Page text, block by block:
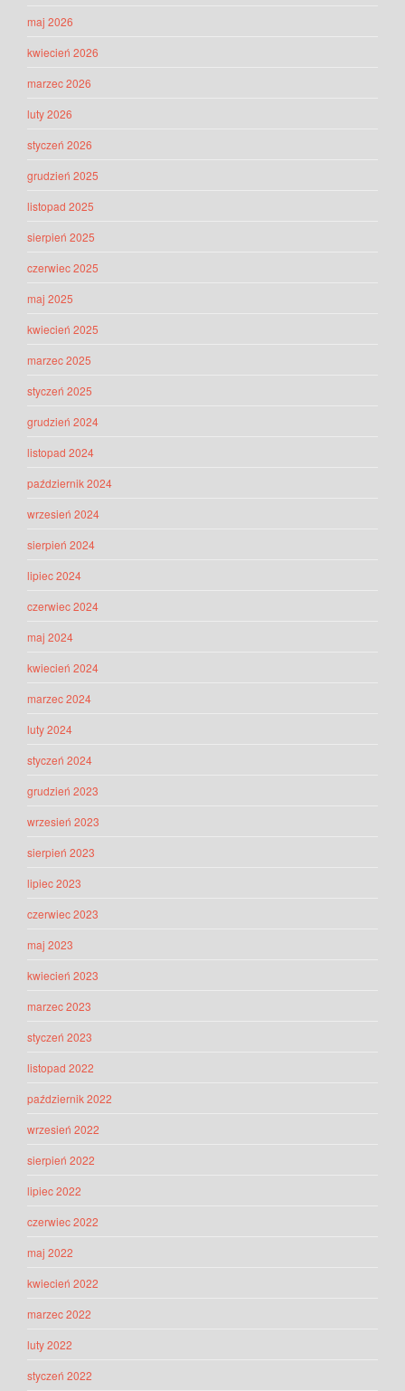
maj 2026
kwiecień 2026
marzec 2026
luty 2026
styczeń 2026
grudzień 2025
listopad 2025
sierpień 2025
czerwiec 2025
maj 2025
kwiecień 2025
marzec 2025
styczeń 2025
grudzień 2024
listopad 2024
październik 2024
wrzesień 2024
sierpień 2024
lipiec 2024
czerwiec 2024
maj 2024
kwiecień 2024
marzec 2024
luty 2024
styczeń 2024
grudzień 2023
wrzesień 2023
sierpień 2023
lipiec 2023
czerwiec 2023
maj 2023
kwiecień 2023
marzec 2023
styczeń 2023
listopad 2022
październik 2022
wrzesień 2022
sierpień 2022
lipiec 2022
czerwiec 2022
maj 2022
kwiecień 2022
marzec 2022
luty 2022
styczeń 2022